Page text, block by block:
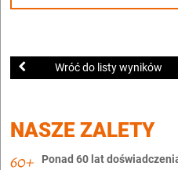
Wróć do listy wyników
NASZE ZALETY
Ponad 60 lat